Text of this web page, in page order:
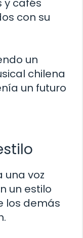
y cafés
con su
un
chilena
un futuro
una voz
un estilo
los demás